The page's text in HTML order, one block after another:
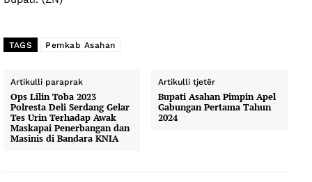
TAGS Pemkab Asahan
Artikulli paraprak
Ops Lilin Toba 2023
Polresta Deli Serdang Gelar
Tes Urin Terhadap Awak
Maskapai Penerbangan dan
Masinis di Bandara KNIA
Artikulli tjetër
Bupati Asahan Pimpin Apel
Gabungan Pertama Tahun
2024